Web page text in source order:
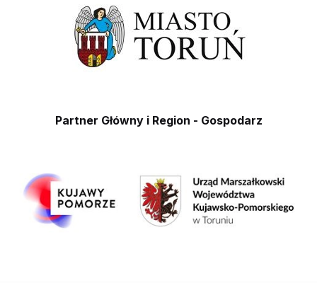
Partner Główny i Region - Gospodarz